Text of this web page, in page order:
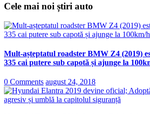
Cele mai noi știri auto
Mult-așteptatul roadster BMW Z4 (2019)
335 cai putere sub capotă și ajunge la
0 Comments august 24, 2018